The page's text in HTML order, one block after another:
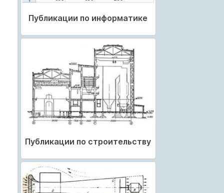
Публикации по информатике
Публикации по строительству